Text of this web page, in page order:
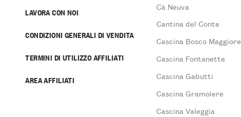
LAVORA CON NOI
CONDIZIONI GENERALI DI VENDITA
TERMINI DI UTILIZZO AFFILIATI
AREA AFFILIATI
Cà Neuva
Cantina del Conte
Cascina Bosco Maggiore
Cascina Fontanette
Cascina Gabutti
Cascina Gramolere
Cascina Valeggia